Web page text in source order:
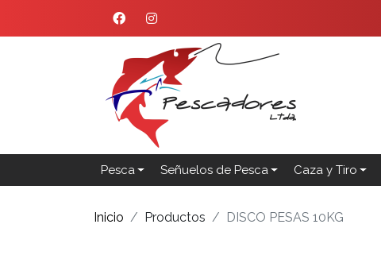
Pesca Señuelos de Pesca Caza y Tiro
Inicio Productos DISCO PESAS 10KG